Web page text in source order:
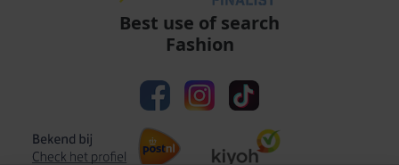
Best use of search
Fashion